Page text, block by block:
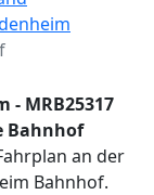
- MRB25317
Bahnhof
an der
Bahnhof.